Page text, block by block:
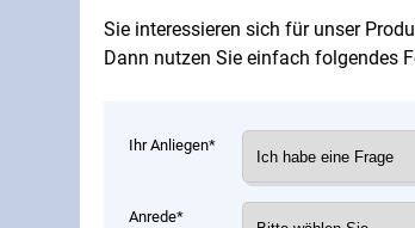
Sie interessieren sich für unser
Dann nutzen Sie einfach folgendes
Ihr Anliegen*
Anrede*